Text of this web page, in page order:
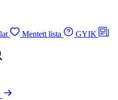
Mentett lista
GYIK